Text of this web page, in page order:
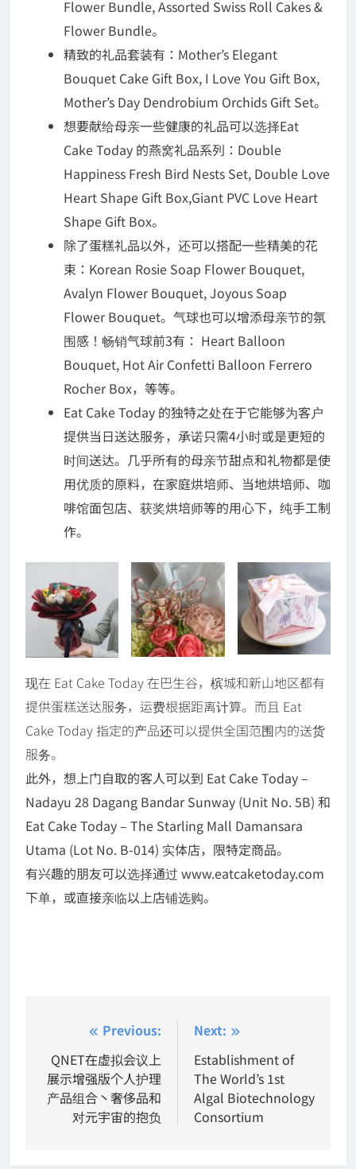
Flower Bundle, Assorted Swiss Roll Cakes &
Flower Bundle。
精致的礼品套装有：Mother’s Elegant
Bouquet Cake Gift Box, I Love You Gift Box,
Mother’s Day Dendrobium Orchids Gift Set。
想要献给母亲一些健康的礼品可以选择Eat
Cake Today 的燕窝礼品系列：Double
Happiness Fresh Bird Nests Set, Double Love
Heart Shape Gift Box,Giant PVC Love Heart
Shape Gift Box。
除了蛋糕礼品以外，还可以搭配一些精美的花
束：Korean Rosie Soap Flower Bouquet,
Avalyn Flower Bouquet, Joyous Soap
Flower Bouquet。气球也可以增添母亲节的氛
围感！畅销气球前3有： Heart Balloon
Bouquet, Hot Air Confetti Balloon Ferrero
Rocher Box，等等。
Eat Cake Today 的独特之处在于它能够为客户
提供当日送达服务，承诺只需4小时或是更短的
时间送达。几乎所有的母亲节甜点和礼物都是使
用优质的原料，在家庭烘培师、当地烘培师、咖
啡馆面包店、获奖烘培师等的用心下，纯手工制
作。
现在 Eat Cake Today 在巴生谷，槟城和新山地区都有
提供蛋糕送达服务，运费根据距离计算。而且 Eat
Cake Today 指定的产品还可以提供全国范围内的送货
服务。
此外，想上门自取的客人可以到 Eat Cake Today –
Nadayu 28 Dagang Bandar Sunway (Unit No. 5B) 和
Eat Cake Today – The Starling Mall Damansara
Utama (Lot No. B-014) 实体店，限特定商品。
有兴趣的朋友可以选择通过 www.eatcaketoday.com
下单，或直接亲临以上店铺选购。
navigation
Previous:
QNET在虚拟会议上
展示增强版个人护理
产品组合丶奢侈品和
对元宇宙的抱负
Next:
Establishment of
The World’s 1st
Algal Biotechnology
Consortium